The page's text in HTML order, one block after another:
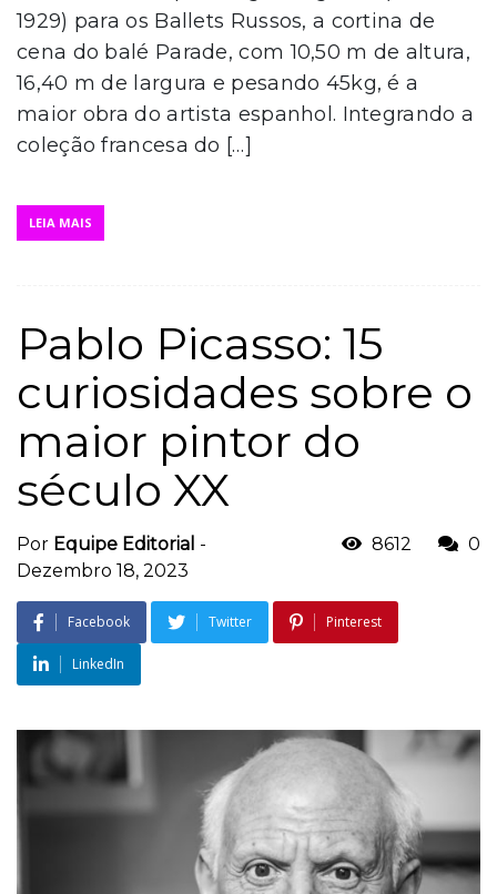
1929) para os Ballets Russos, a cortina de
cena do balé Parade, com 10,50 m de altura,
16,40 m de largura e pesando 45kg, é a
maior obra do artista espanhol. Integrando a
coleção francesa do […]
LEIA MAIS
Pablo Picasso: 15
curiosidades sobre o
maior pintor do
século XX
Por Equipe Editorial -
Dezembro 18, 2023
8612 0
Facebook Twitter Pinterest
LinkedIn